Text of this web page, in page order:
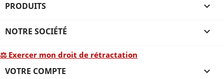
PRODUITS 
NOTRE SOCIÉTÉ 
⚖ Exercer mon droit de rétractation
VOTRE COMPTE 